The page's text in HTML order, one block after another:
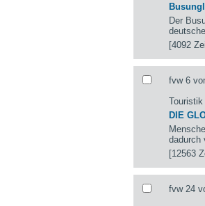
Der
[4092
fvw 6
Touristik
DIE
dadurch
[12563
fvw 24